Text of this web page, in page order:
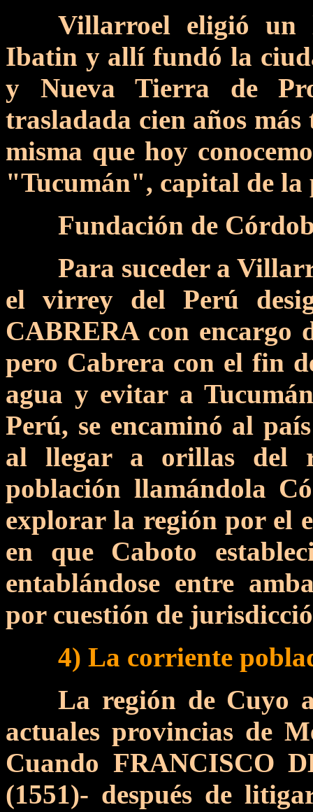
Villarroel eligió un
Ibatin y allí fundó la
y Nueva Tierra de
trasladada cien años
misma que hoy
"Tucumán", capital de la
Fundación de
Para suceder a
el virrey del Perú
CABRERA con encargo
pero Cabrera con el fin
agua y evitar a
Perú, se encaminó al
al llegar a orillas del
población llamándola
explorar la región por el
en que Caboto
entablándose entre
por cuestión de
4) La corriente
La región de Cuyo
actuales provincias de
Cuando FRANCISCO
(1551)- después de